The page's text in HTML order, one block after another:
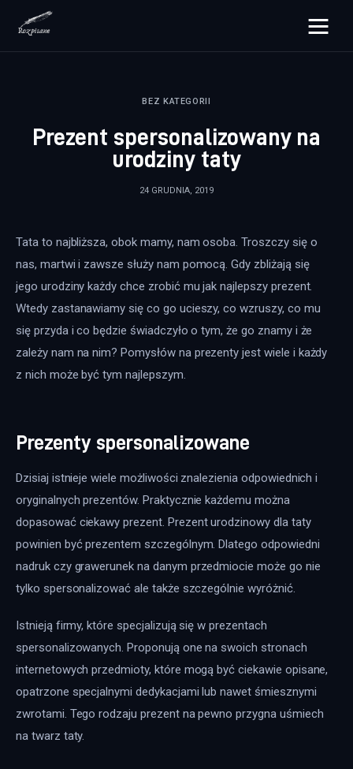
rozpisane.pl
Zdrowie
Więcej
BEZ KATEGORII
Prezent spersonalizowany na
urodziny taty
24 GRUDNIA, 2019
Tata to najbliższa, obok mamy, nam osoba. Troszczy się o
nas, martwi i zawsze służy nam pomocą. Gdy zbliżają się
jego urodziny każdy chce zrobić mu jak najlepszy prezent.
Wtedy zastanawiamy się co go ucieszy, co wzruszy, co mu
się przyda i co będzie świadczyło o tym, że go znamy i że
zależy nam na nim? Pomysłów na prezenty jest wiele i każdy
z nich może być tym najlepszym.
Prezenty spersonalizowane
Dzisiaj istnieje wiele możliwości znalezienia odpowiednich i
oryginalnych prezentów. Praktycznie każdemu można
dopasować ciekawy prezent. Prezent urodzinowy dla taty
powinien być prezentem szczególnym. Dlatego odpowiedni
nadruk czy grawerunek na danym przedmiocie może go nie
tylko spersonalizować ale także szczególnie wyróżnić.
Istnieją firmy, które specjalizują się w prezentach
spersonalizowanych. Proponują one na swoich stronach
internetowych przedmioty, które mogą być ciekawie opisane,
opatrzone specjalnymi dedykacjami lub nawet śmiesznymi
zwrotami. Tego rodzaju prezent na pewno przygna uśmiech
na twarz taty.